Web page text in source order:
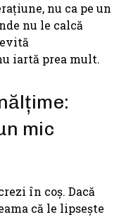
nu ca pe un
nu le calcă
iartă prea mult.
mic
în coș. Dacă
că le lipsește